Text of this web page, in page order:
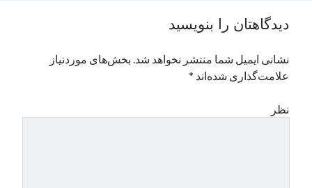
دیدگاهتان را بنویسید
نشانی ایمیل شما منتشر نخواهد شد. بخش‌های موردنیاز
علامت‌گذاری شده‌اند *
نظر